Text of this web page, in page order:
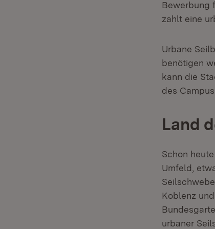
Bewerbung
zahlt eine
Urbane
benötigen
kann die
des
Land
Schon
Umfeld,
Koblenz
urbaner